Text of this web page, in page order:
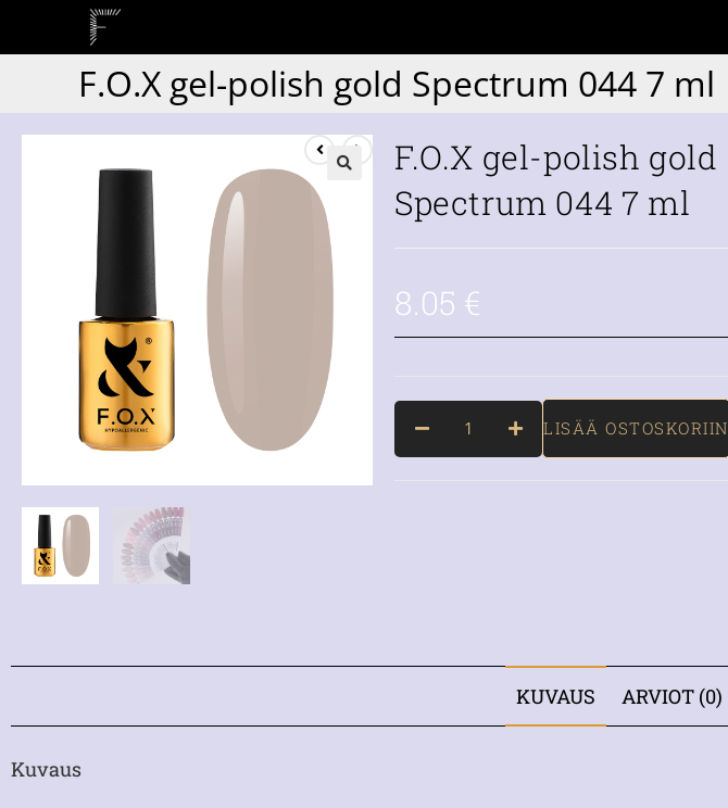
F.O.X gel-polish gold Spectrum 044 7 ml
F.O.X gel-polish gold
Spectrum 044 7 ml
8.05 €
LISÄÄ OSTOSKORIIN
KUVAUS ARVIOT (0)
Kuvaus